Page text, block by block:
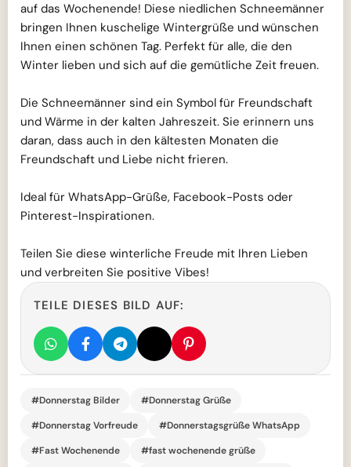
auf das Wochenende! Diese niedlichen Schneemänner
bringen Ihnen kuschelige Wintergrüße und wünschen
Ihnen einen schönen Tag. Perfekt für alle, die den
Winter lieben und sich auf die gemütliche Zeit freuen.
Die Schneemänner sind ein Symbol für Freundschaft
und Wärme in der kalten Jahreszeit. Sie erinnern uns
daran, dass auch in den kältesten Monaten die
Freundschaft und Liebe nicht frieren.
Ideal für WhatsApp-Grüße, Facebook-Posts oder
Pinterest-Inspirationen.
Teilen Sie diese winterliche Freude mit Ihren Lieben
und verbreiten Sie positive Vibes!
TEILE DIESES BILD AUF:
#Donnerstag Bilder
#Donnerstag Grüße
#Donnerstag Vorfreude
#Donnerstagsgrüße WhatsApp
#Fast Wochenende
#fast wochenende grüße